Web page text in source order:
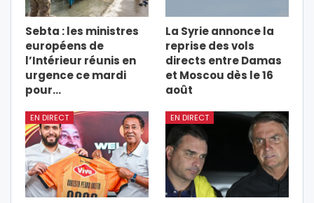
Sebta : les ministres
européens de
l’Intérieur réunis en
urgence ce mardi
pour…
La Syrie annonce la
reprise des vols
directs entre Damas
et Moscou dès le 16
août
EN DIRECT EN DIRECT